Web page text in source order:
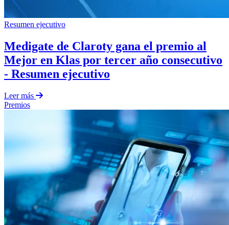
Resumen ejecutivo
Medigate de Claroty gana el premio al
Mejor en Klas por tercer año consecutivo
- Resumen ejecutivo
Leer más
Premios